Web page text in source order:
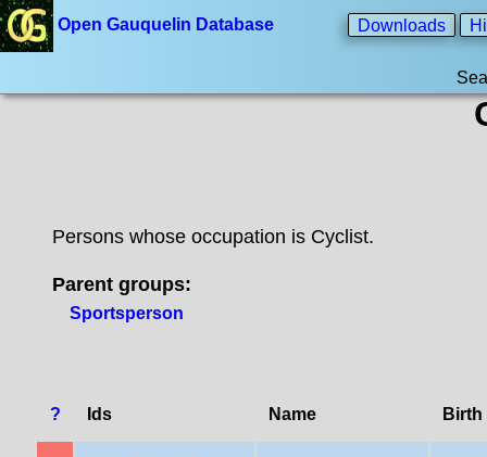
Open Gauquelin Database Downloads
Persons whose occupation is Cyclist.
Parent groups:
Sportsperson
? Ids Name Birth